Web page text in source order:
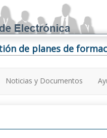
de planes de
Noticias y Documentos